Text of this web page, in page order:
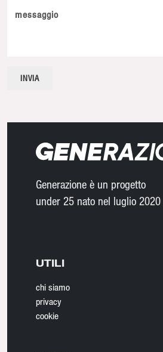
messaggio
Generazione è un progetto
under 25 nato nel luglio 2020
UTILI
chi siamo
privacy
cookie